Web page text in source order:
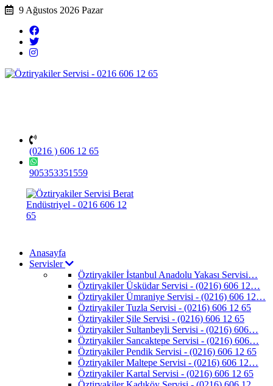
9 Ağustos 2026 Pazar
(0216 ) 606 12 65
905353351559
Anasayfa
Servisler
Öztiryakiler İstanbul Anadolu Yakası Servisi…
Öztiryakiler Üsküdar Servisi - (0216) 606 12…
Öztiryakiler Ümraniye Servisi - (0216) 606 12…
Öztiryakiler Tuzla Servisi - (0216) 606 12 65
Öztiryakiler Şile Servisi - (0216) 606 12 65
Öztiryakiler Sultanbeyli Servisi - (0216) 606…
Öztiryakiler Sancaktepe Servisi - (0216) 606…
Öztiryakiler Pendik Servisi - (0216) 606 12 65
Öztiryakiler Maltepe Servisi - (0216) 606 12…
Öztiryakiler Kartal Servisi - (0216) 606 12 65